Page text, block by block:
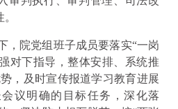
，院党组班子成员要落实“一岗
对下指导，整体安排、系统推
，及时宣传报道学习教育进展
议明确的目标任务，深化落